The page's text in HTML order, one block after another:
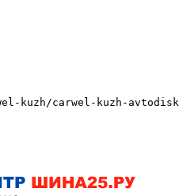
kuzh/carwel-kuzh-